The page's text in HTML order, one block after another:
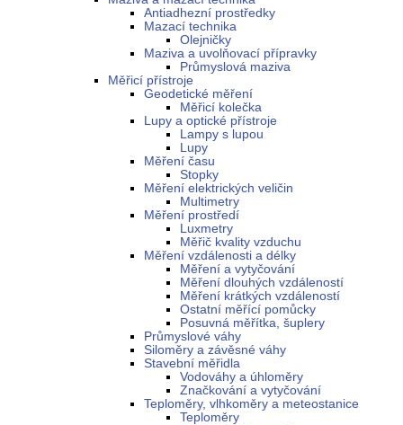
Antiadhezní prostředky
Mazací technika
Olejničky
Maziva a uvolňovací přípravky
Průmyslová maziva
Měřicí přístroje
Geodetické měření
Měřicí kolečka
Lupy a optické přístroje
Lampy s lupou
Lupy
Měření času
Stopky
Měření elektrických veličin
Multimetry
Měření prostředí
Luxmetry
Měřič kvality vzduchu
Měření vzdálenosti a délky
Měření a vytyčování
Měření dlouhých vzdáleností
Měření krátkých vzdáleností
Ostatní měřící pomůcky
Posuvná měřítka, šuplery
Průmyslové váhy
Siloměry a závěsné váhy
Stavební měřidla
Vodováhy a úhloměry
Značkování a vytyčování
Teploměry, vlhkoměry a meteostanice
Teploměry